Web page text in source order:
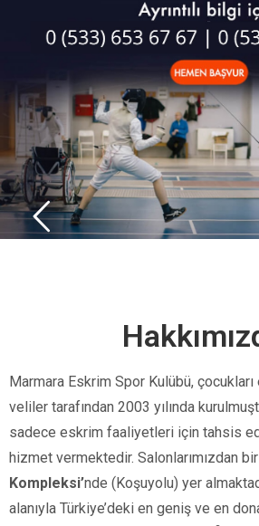
Marmara Eskrim Spor Kulübü,
veliler tarafından 2003 yılında
sadece eskrim faaliyetleri için tahsis
hizmet vermektedir. Salonlarımızdan
Kompleksi’nde (Koşuyolu) yer
alanıyla Türkiye’deki en geniş ve en